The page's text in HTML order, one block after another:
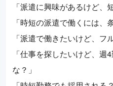
「派遣に興味があるけど、
「時短の派遣で働くには、
「派遣で働きたいけど、フ
「仕事を探したいけど、
な？」